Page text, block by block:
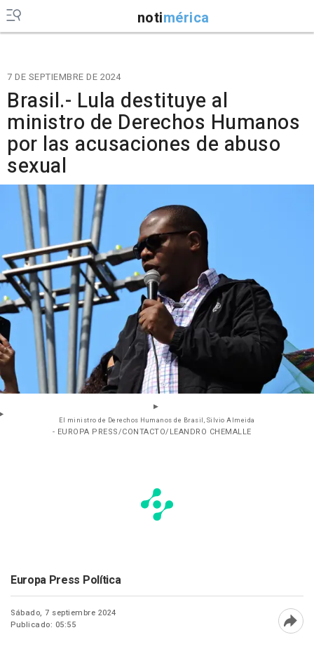
notimérica
7 DE SEPTIEMBRE DE 2024
Brasil.- Lula destituye al
ministro de Derechos Humanos
por las acusaciones de abuso
sexual
El ministro de Derechos Humanos de Brasil, Silvio Almeida
- EUROPA PRESS/CONTACTO/LEANDRO CHEMALLE
Europa Press Política
Sábado, 7 septiembre 2024
Publicado: 05:55